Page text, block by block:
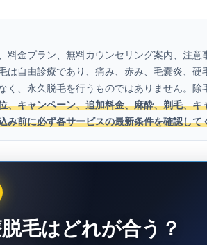
料金プラン、無料カウンセリング案内、注
は自由診療であり、痛み、赤み、毛嚢炎、
く、永久脱毛を行うものではありません。
、キャンペーン、追加料金、麻酔、剃毛、
み前に必ず各サービスの最新条件を確認して
毛はどれが合う？